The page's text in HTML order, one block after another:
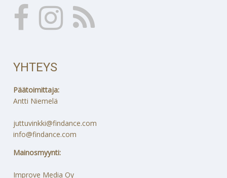
YHTEYS
Päätoimittaja:
Antti Niemelä
juttuvinkki@findance.com
info@findance.com
Mainosmyynti:
Improve Media Oy